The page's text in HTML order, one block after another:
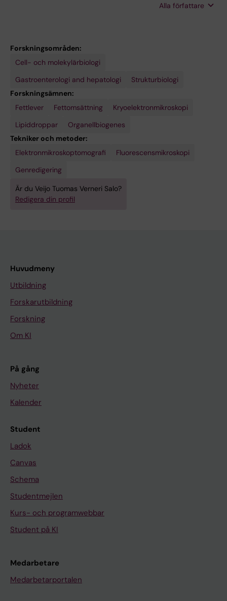
0
4
9
(
2
3
2
Z
b
r
a
s
h
:
a
n
i
n
g
o
p
l
r
Alla författare
Forskningsområden:
Cell- och molekylärbiologi
Gastroenterologi and hepatologi
Strukturbiologi
Forskningsämnen:
Fettlever
Fettomsättning
Kryoelektronmikroskopi
Lipiddroppar
Organellbiogenes
Tekniker och metoder:
Elektronmikroskoptomografi
Fluorescensmikroskopi
Genredigering
Är du Veijo Tuomas Verneri Salo?
Redigera din profil
Huvudmeny
Utbildning
Forskarutbildning
Forskning
Om KI
På gång
Nyheter
Kalender
Student
Ladok
Canvas
Schema
Studentmejlen
Kurs- och programwebbar
Student på KI
Medarbetare
Medarbetarportalen